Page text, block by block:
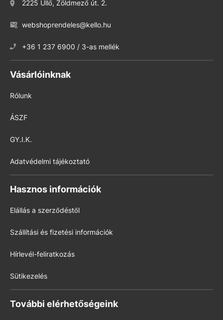
2225 Üllő, Zöldmező út. 2.
webshoprendeles@kello.hu
+36 1 237 6900 / 3-as mellék
Vásárlóinknak
Rólunk
ÁSZF
GY.I.K.
Adatvédelmi tájékoztató
Hasznos információk
Elállás a szerződéstől
Szállítási és fizetési információk
Hírlevél-feliratkozás
Sütikezelés
További elérhetőségeink